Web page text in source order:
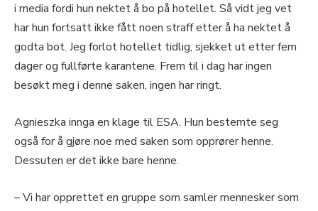
i media fordi hun nektet å bo på hotellet. Så vidt jeg vet
har hun fortsatt ikke fått noen straff etter å ha nektet å
godta bot. Jeg forlot hotellet tidlig, sjekket ut etter fem
dager og fullførte karantene. Frem til i dag har ingen
besøkt meg i denne saken, ingen har ringt.
Agnieszka innga en klage til ESA. Hun bestemte seg
også for å gjøre noe med saken som opprører henne.
Dessuten er det ikke bare henne.
– Vi har opprettet en gruppe som samler mennesker som